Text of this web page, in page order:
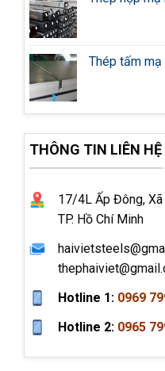
Thép tấm mạ
THÔNG TIN LIÊN HỆ
17/4L Ấp Đông,
TP. Hồ Chí Minh
Hotline 1:0969
Hotline 2: 0965